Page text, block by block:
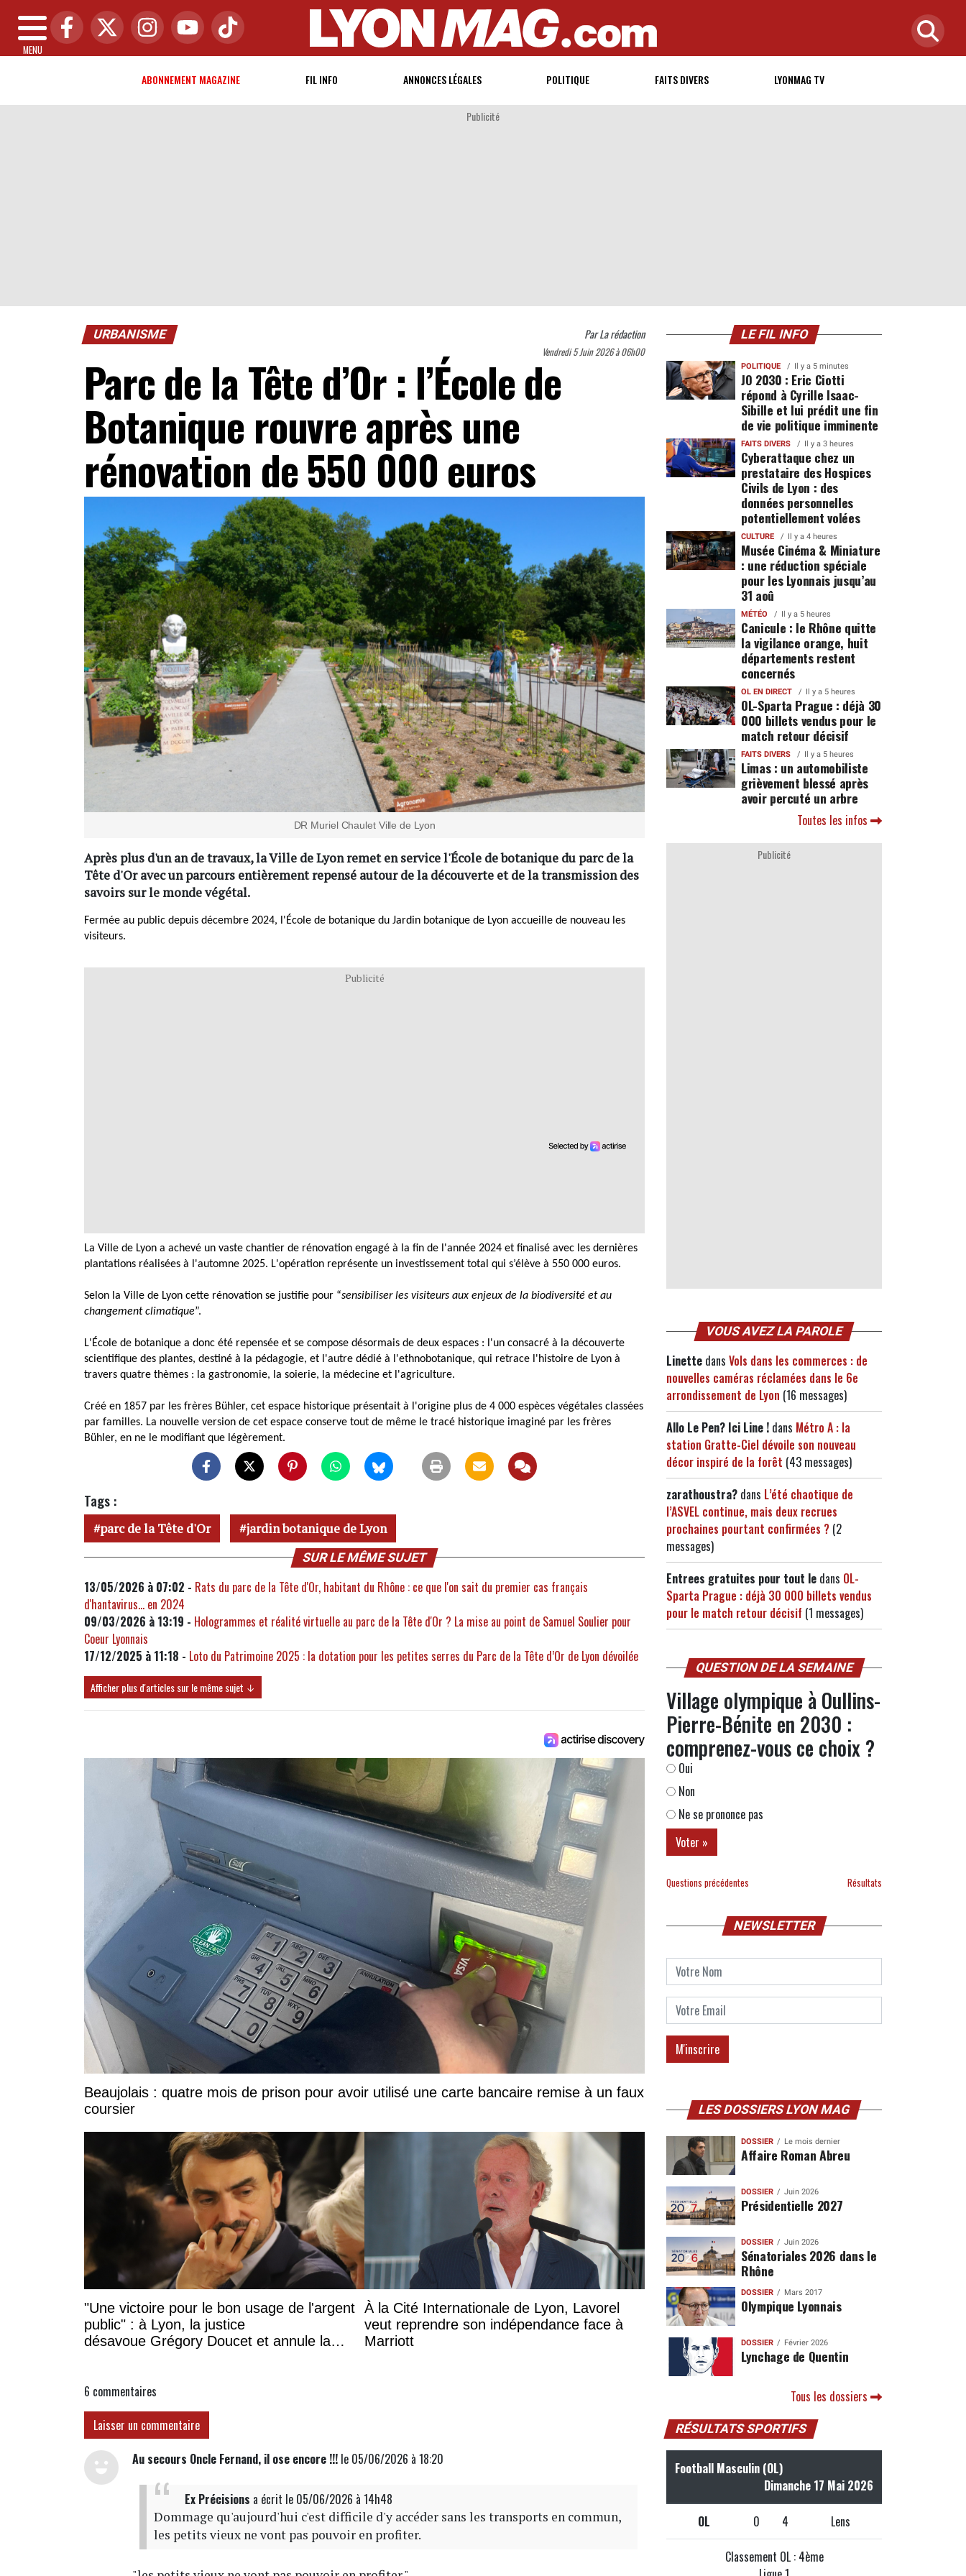
MENU
ABONNEMENT MAGAZINE FIL INFO ANNONCES LÉGALES POLITIQUE FAITS DIVERS LYONMAG TV
Publicité
URBANISME ParLa rédaction
Vendredi 5 Juin 2026 à 06h00
Parc de la Tête d’Or : l’École de
Botanique rouvre après une
rénovation de 550 000 euros
DR Muriel Chaulet Ville de Lyon
Après plus d'un an de travaux, la Ville de Lyon remet en service l'École de botanique du parc de la
Tête d'Or avec un parcours entièrement repensé autour de la découverte et de la transmission des
savoirs sur le monde végétal.
Fermée au public depuis décembre 2024, l'École de botanique du Jardin botanique de Lyon accueille de nouveau les
visiteurs.
Publicité
La Ville de Lyon a achevé un vaste chantier de rénovation engagé à la fin de l'année 2024 et finalisé avec les dernières
plantations réalisées à l'automne 2025. L'opération représente un investissement total qui s’élève à 550 000 euros.
Selon la Ville de Lyon cette rénovation se justifie pour “sensibiliser les visiteurs aux enjeux de la biodiversité et au
changement climatique”.
L'École de botanique a donc été repensée et se compose désormais de deux espaces : l'un consacré à la découverte
scientifique des plantes, destiné à la pédagogie, et l'autre dédié à l'ethnobotanique, qui retrace l'histoire de Lyon à
travers quatre thèmes : la gastronomie, la soierie, la médecine et l'agriculture.
Créé en 1857 par les frères Bühler, cet espace historique présentait à l'origine plus de 4 000 espèces végétales classées
par familles. La nouvelle version de cet espace conserve tout de même le tracé historique imaginé par les frères
Bühler, en ne le modifiant que légèrement.
Tags :
parc de la Tête d'Or jardin botanique de Lyon
SUR LE MÊME SUJET
13/05/2026 à 07:02 - Rats du parc de la Tête d'Or, habitant du Rhône : ce que l'on sait du premier cas français
d'hantavirus... en 2024
09/03/2026 à 13:19 - Hologrammes et réalité virtuelle au parc de la Tête d'Or ? La mise au point de Samuel Soulier pour
Coeur Lyonnais
17/12/2025 à 11:18 - Loto du Patrimoine 2025 : la dotation pour les petites serres du Parc de la Tête d’Or de Lyon dévoilée
Afficher plus d'articles sur le même sujet ↓
Beaujolais : quatre mois de prison pour avoir utilisé une carte bancaire remise à un faux
coursier
"Une victoire pour le bon usage de l'argent
public" : à Lyon, la justice
désavoue Grégory Doucet et annule la
À la Cité Internationale de Lyon, Lavorel
veut reprendre son indépendance face à
Marriott
6 commentaires
Laisser un commentaire
Au secours Oncle Fernand, il ose encore !!! le 05/06/2026 à 18:20
Ex Précisions a écrit le 05/06/2026 à 14h48
Dommage qu'aujourd'hui c'est difficile d'y accéder sans les transports en commun,
les petits vieux ne vont pas pouvoir en profiter.
LE FIL INFO
POLITIQUE Il y a 5 minutes
JO 2030 : Eric Ciotti
répond à Cyrille Isaac-
Sibille et lui prédit une fin
de vie politique imminente
FAITS DIVERS Il y a 3 heures
Cyberattaque chez un
prestataire des Hospices
Civils de Lyon : des
données personnelles
potentiellement volées
CULTURE Il y a 4 heures
Musée Cinéma & Miniature
: une réduction spéciale
pour les Lyonnais jusqu’au
31 aoû
MÉTÉO Il y a 5 heures
Canicule : le Rhône quitte
la vigilance orange, huit
départements restent
concernés
OL EN DIRECT Il y a 5 heures
OL-Sparta Prague : déjà 30
000 billets vendus pour le
match retour décisif
FAITS DIVERS Il y a 5 heures
Limas : un automobiliste
grièvement blessé après
avoir percuté un arbre
Toutes les infos
Publicité
VOUS AVEZ LA PAROLE
Linette dans Vols dans les commerces : de
nouvelles caméras réclamées dans le 6e
arrondissement de Lyon (16 messages)
Allo Le Pen? Ici Line ! dans Métro A : la
station Gratte-Ciel dévoile son nouveau
décor inspiré de la forêt (43 messages)
zarathoustra? dans L’été chaotique de
l’ASVEL continue, mais deux recrues
prochaines pourtant confirmées ? (2
messages)
Entrees gratuites pour tout le dans OL-
Sparta Prague : déjà 30 000 billets vendus
pour le match retour décisif (1 messages)
QUESTION DE LA SEMAINE
Village olympique à Oullins-
Pierre-Bénite en 2030 :
comprenez-vous ce choix ?
Oui
Non
Ne se prononce pas
Questions précédentes Résultats
NEWSLETTER
LES DOSSIERS LYON MAG
DOSSIER Le mois dernier
Affaire Roman Abreu
DOSSIER Juin 2026
Présidentielle 2027
DOSSIER Juin 2026
Sénatoriales 2026 dans le
Rhône
DOSSIER Mars 2017
Olympique Lyonnais
DOSSIER Février 2026
Lynchage de Quentin
Tous les dossiers
RÉSULTATS SPORTIFS
Football Masculin (OL)
Dimanche 17 Mai 2026
OL 0 4 Lens
Classement OL : 4ème